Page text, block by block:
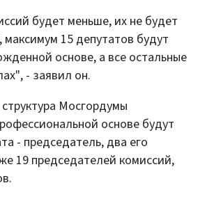
будет меньше, их не будет
15 депутатов будут
основе, а все остальные
- заявил он.
Мосгордумы
основе будут
- председатель, два его
19 председателей комиссий,